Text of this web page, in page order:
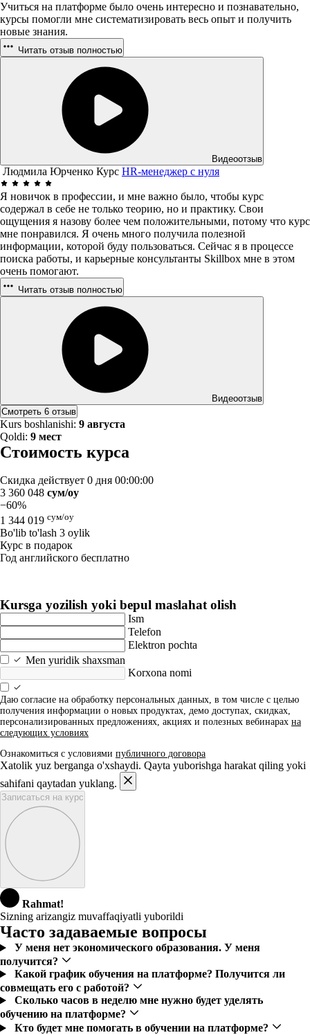
Учиться на платформе было очень интересно и познавательно,
курсы помогли мне систематизировать весь опыт и получить
новые знания.
Читать отзыв полностью
Видеоотзыв
Людмила Юрченко Курс HR-менеджер с нуля
Я новичок в профессии, и мне важно было, чтобы курс
содержал в себе не только теорию, но и практику. Свои
ощущения я назову более чем положительными, потому что курс
мне понравился. Я очень много получила полезной
информации, которой буду пользоваться. Сейчас я в процессе
поиска работы, и карьерные консультанты Skillbox мне в этом
очень помогают.
Читать отзыв полностью
Видеоотзыв
Смотреть 6 отзыв
Kurs boshlanishi: 9 августа
Qoldi: 9 мест
Стоимость курса
Скидка действует 0 дня 00:00:00
3 360 048 сум/oy
−60%
1 344 019 сум/oy
Bo'lib to'lash 3 oylik
Курс в подарок
Год английского бесплатно
Kursga yozilish yoki bepul maslahat olish
Ism
Telefon
Elektron pochta
Men yuridik shaxsman
Korxona nomi
Даю согласие на обработку персональных данных, в том числе с целью
получения информации о новых продуктах, демо доступах, скидках,
персонализированных предложениях, акциях и полезных вебинарах на
следующих условиях
Ознакомиться с условиями публичного договора
Xatolik yuz berganga o'xshaydi. Qayta yuborishga harakat qiling yoki
sahifani qaytadan yuklang.
Записаться на курс
Rahmat!
Sizning arizangiz muvaffaqiyatli yuborildi
Часто задаваемые вопросы
У меня нет экономического образования. У меня
получится?
Какой график обучения на платформе? Получится ли
совмещать его с работой?
Сколько часов в неделю мне нужно будет уделять
обучению на платформе?
Кто будет мне помогать в обучении на платформе?